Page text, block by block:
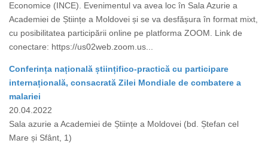
Economice (INCE). Evenimentul va avea loc în Sala Azurie a
Academiei de Științe a Moldovei și se va desfășura în format mixt,
cu posibilitatea participării online pe platforma ZOOM. Link de
conectare: https://us02web.zoom.us...
Conferința națională științifico-practică cu participare
internațională, consacrată Zilei Mondiale de combatere a
malariei
20.04.2022
Sala azurie a Academiei de Științe a Moldovei (bd. Ștefan cel
Mare și Sfânt, 1)